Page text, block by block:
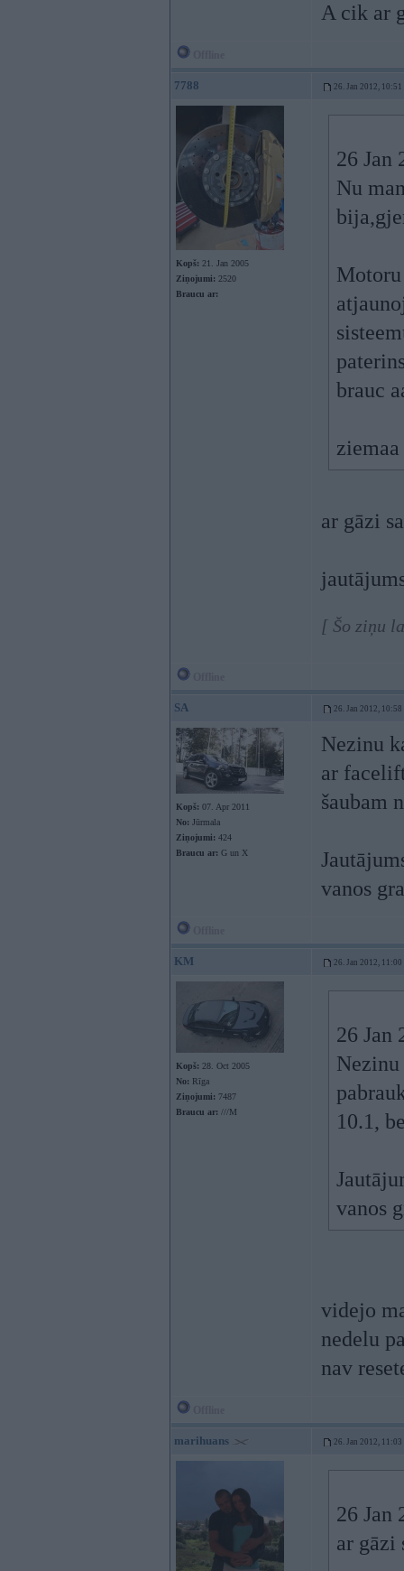
A cik ar
7788 26. Jan 2012, 10:51
Kopš: 21. Jan 2005
Ziņojumi: 2520
Braucu ar:
26 Jan
Nu
Motoru
brauc
ar gāzi
[ Šo ziņu
SA 26. Jan 2012, 10:58
Kopš: 07. Apr 2011
No: Jūrmala
Ziņojumi: 424
Braucu ar: G un X
Nezinu
ar
šaubam
vanos
KM 26. Jan 2012, 11:00
Kopš: 28. Oct 2005
No: Rīga
Ziņojumi: 7487
Braucu ar: ///M
26 Jan
Nezinu
10.1,
vanos
videjo
nedelu
nav
marihuans 26. Jan 2012, 11:03
26 Jan
ar gāzi